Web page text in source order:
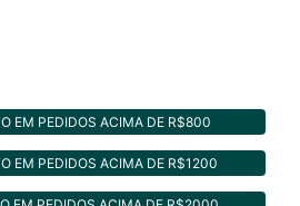
EM PEDIDOS ACIMA DE R$800
EM PEDIDOS ACIMA DE R$1200